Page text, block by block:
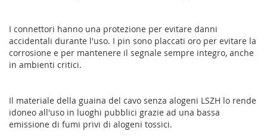
I connettori hanno una protezione per evitare danni
accidentali durante l'uso. I pin sono placcati oro per evitare la
corrosione e per mantenere il segnale sempre integro, anche
in ambienti critici.
Il materiale della guaina del cavo senza alogeni LSZH lo rende
idoneo all'uso in luoghi pubblici grazie ad una bassa
emissione di fumi privi di alogeni tossici.